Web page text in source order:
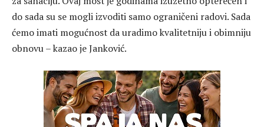
do sada su se mogli izvoditi samo ograničeni radovi. Sada
ćemo imati mogućnost da uradimo kvalitetniju i obimniju
obnovu – kazao je Janković.